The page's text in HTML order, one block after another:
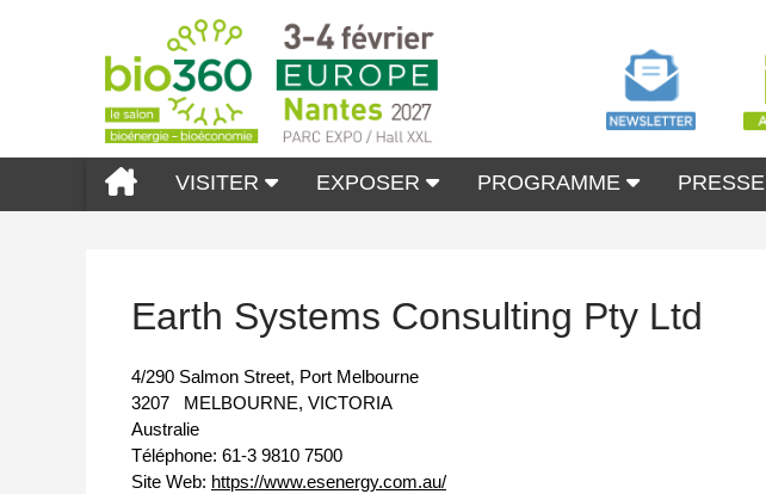
VISITER EXPOSER PROGRAMME PRESSE
Earth Systems Consulting Pty Ltd
4/290 Salmon Street, Port Melbourne
3207
MELBOURNE, VICTORIA
Australie
Téléphone: 61-3 9810 7500
Site Web: https://www.esenergy.com.au/